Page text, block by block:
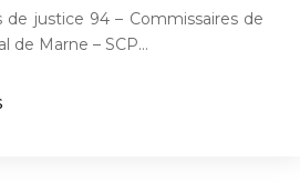
de justice 94 – Commissaires de
de Marne – SCP…